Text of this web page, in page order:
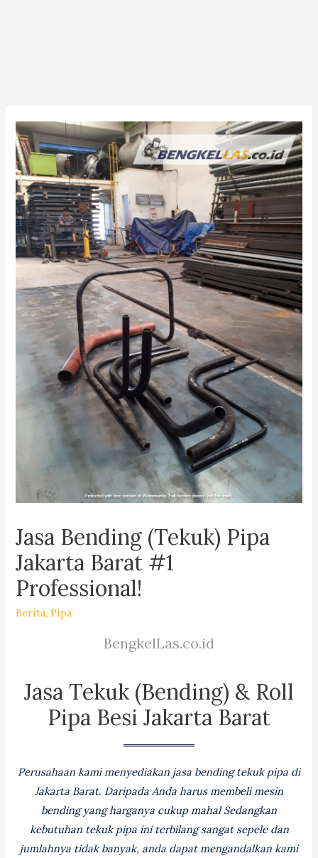
Jasa Bending (Tekuk) Pipa
Jakarta Barat #1
Professional!
Berita,Pipa
BengkelLas.co.id
Jasa Tekuk (Bending) & Roll
Pipa Besi Jakarta Barat
Perusahaan kami menyediakan jasa bending tekuk pipa di
Jakarta Barat. Daripada Anda harus membeli mesin
bending yang harganya cukup mahal Sedangkan
kebutuhan tekuk pipa ini terbilang sangat sepele dan
jumlahnya tidak banyak, anda dapat mengandalkan kami